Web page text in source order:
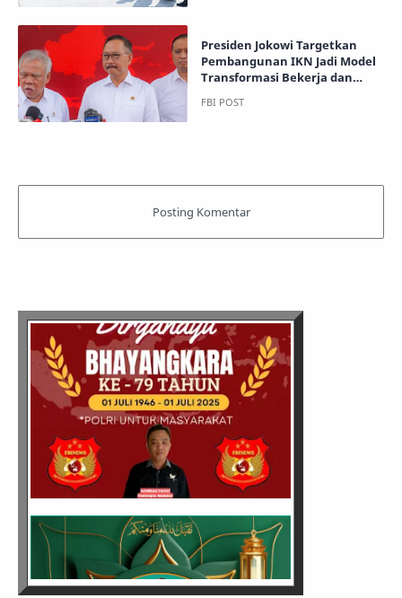
Presiden Jokowi Targetkan
Pembangunan IKN Jadi Model
Transformasi Bekerja dan